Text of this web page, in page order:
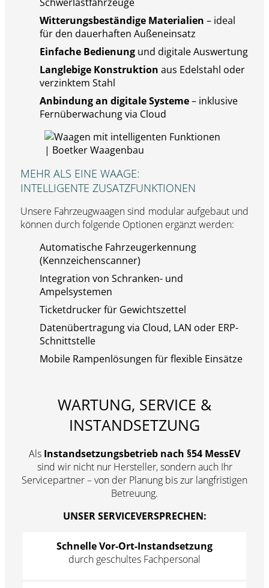
Witterungsbeständige Materialien – ideal
für den dauerhaften Außeneinsatz
Einfache Bedienungund digitale Auswertung
Langlebige Konstruktion aus Edelstahl oder
verzinktem Stahl
Anbindung an digitale Systeme– inklusive
Fernüberwachung via Cloud
MEHR ALS EINE WAAGE:
INTELLIGENTE ZUSATZFUNKTIONEN
Unsere Fahrzeugwaagen sind modular aufgebaut und
können durch folgende Optionen ergänzt werden:
Automatische Fahrzeugerkennung
(Kennzeichenscanner)
Integration von Schranken- und
Ampelsystemen
Ticketdrucker für Gewichtszettel
Datenübertragung via Cloud, LAN oder ERP-
Schnittstelle
Mobile Rampenlösungen für flexible Einsätze
WARTUNG, SERVICE &
INSTANDSETZUNG
Als Instandsetzungsbetrieb nach §54 MessEV
sind wir nicht nur Hersteller, sondern auch Ihr
Servicepartner – von der Planung bis zur langfristigen
Betreuung.
UNSER SERVICEVERSPRECHEN:
Schnelle Vor-Ort-Instandsetzung
durch geschultes Fachpersonal